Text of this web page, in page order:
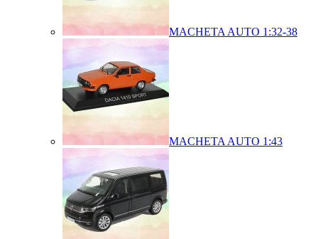
MACHETA AUTO 1:32-38
MACHETA AUTO 1:43